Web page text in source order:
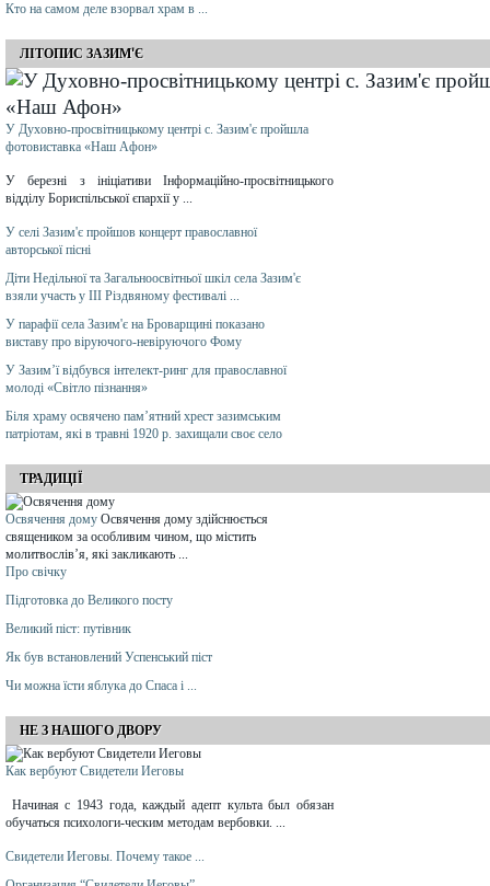
Кто на самом деле взорвал храм в ...
ЛІТОПИС ЗАЗИМ'Є
У Духовно-просвітницькому центрі с. Зазим'є пройшла
фотовиставка «Наш Афон»
У березні з ініціативи Інформаційно-просвітницького
відділу Бориспільської єпархії у ...
У селі Зазим'є пройшов концерт православної
авторської пісні
Діти Недільної та Загальноосвітньої шкіл села Зазим'є
взяли участь у ІІІ Різдвяному фестивалі ...
У парафії села Зазим'є на Броварщині показано
виставу про віруючого-невіруючого Фому
У Зазим’ї відбувся інтелект-ринг для православної
молоді «Світло пізнання»
Біля храму освячено пам’ятний хрест зазимським
патріотам, які в травні 1920 р. захищали своє село
ТРАДИЦІЇ
Освячення дому Освячення дому здійснюється
священиком за особливим чином, що містить
молитвослів’я, які закликають ...
Про свічку
Підготовка до Великого посту
Великий піст: путівник
Як був встановлений Успенський піст
Чи можна їсти яблука до Спаса і ...
НЕ З НАШОГО ДВОРУ
Как вербуют Свидетели Иеговы
Начиная с 1943 года, каждый адепт культа был обязан
обучаться психологи-ческим методам вербовки. ...
Свидетели Иеговы. Почему такое ...